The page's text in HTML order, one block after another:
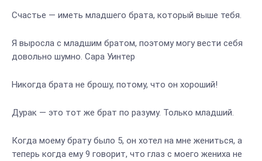
Счастье — иметь младшего брата, который выше тебя.
Я выросла с младшим братом, поэтому могу вести себя
довольно шумно. Сара Уинтер
Никогда брата не брошу, потому, что он хороший!
Дурак — это тот же брат по разуму. Только младший.
Когда моему брату было 5, он хотел на мне жениться, а
теперь когда ему 9 говорит, что глаз с моего жениха не